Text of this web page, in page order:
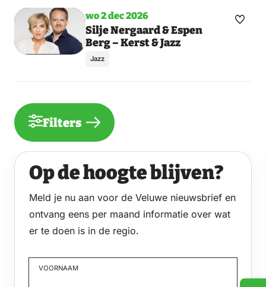
wo 2 dec 2026
Silje Nergaard & Espen
Berg – Kerst & Jazz
Jazz
Maak
Filters
Op de hoogte blijven?
Meld je nu aan voor de Veluwe nieuwsbrief en
ontvang eens per maand informatie over wat
er te doen is in de regio.
VOORNAAM